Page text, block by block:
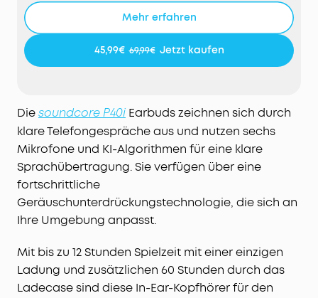
für Ruhe zu sorgen.
Akkulaufzeit mit einer einzigen Aufladung und
SATTE BEATS:Die kabellosen soundcore P40i
Earbuds verfügen über 11mm-Verbundtreiber für
ein intensives Klangerlebnis, das durch die
BassUp™-Technologie noch verstärkt wird und für
intensive Bässe in Echtzeit sorgt.
KRISTALLKLARE ANRUFQUALITÄT
P40i Earbuds mit Geräuschunterdrückung sind mit
6 Mikrofonen und einem KI-Algorithmus
ermöglichen. Ob beim Telefonieren oder im
Videochat, deine Stimme wird klar und deutlich
übertragen.
Mehr erfahren
45,99€ 69,99€ Jetzt kaufen
Die soundcore P40i Earbuds zeichnen sich durch
klare Telefongespräche aus und nutzen sechs
Mikrofone und KI-Algorithmen für eine klare
Sprachübertragung. Sie verfügen über eine
fortschrittliche
Geräuschunterdrückungstechnologie, die sich an
Ihre Umgebung anpasst.
Mit bis zu 12 Stunden Spielzeit mit einer einzigen
Ladung und zusätzlichen 60 Stunden durch das
Ladecase sind diese In-Ear-Kopfhörer für den